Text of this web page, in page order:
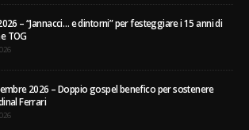
2024
– “Jannacci… e dintorni” per festeggiare i 15 anni di
2026 – Doppio gospel benefico per sostenere